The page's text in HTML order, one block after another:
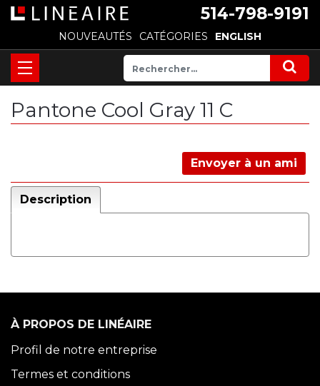
514-798-9191
NOUVEAUTÉS CATÉGORIES ENGLISH
Pantone Cool Gray 11 C
Envoyer à un ami
Description
À PROPOS DE LINÉAIRE
Profil de notre entreprise
Termes et conditions